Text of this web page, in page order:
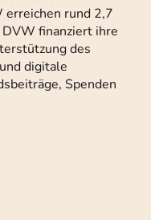
rund 2,7
finanziert ihre
des
digitale
Spenden